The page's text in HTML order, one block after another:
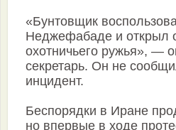
«Бунтовщик
Неджефабаде и открыл
охотничьего ружья», —
секретарь. Он не
инцидент.
Беспорядки в Иране
но впервые в ходе